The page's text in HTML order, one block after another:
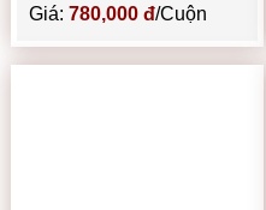
Giá:780,000 đ/Cuộn